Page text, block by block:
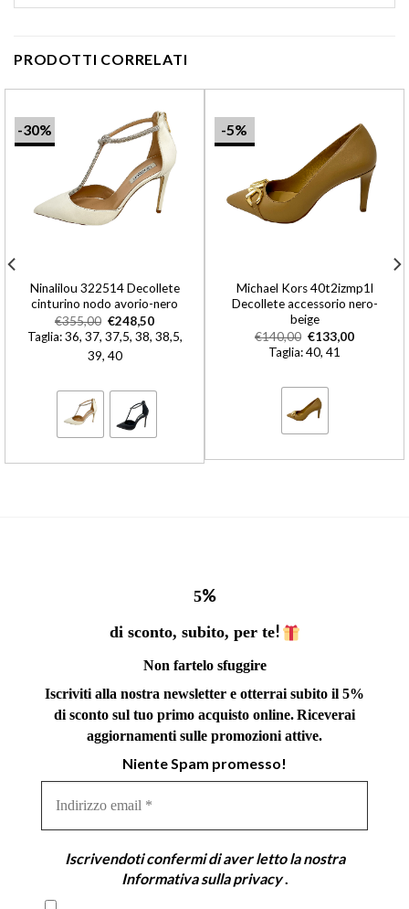
PRODOTTI CORRELATI
-30%
Ninalilou 322514 Decollete
cinturino nodo avorio-nero
€355,00 €248,50
Taglia: 36, 37, 37,5, 38, 38,5,
39, 40
-5%
Michael Kors 40t2izmp1l
Decollete accessorio nero-
beige
€140,00 €133,00
Taglia: 40, 41
5%
di sconto, subito, per te!
Non fartelo sfuggire
Iscriviti alla nostra newsletter e otterrai subito il 5%
di sconto sul tuo primo acquisto online.Riceverai
aggiornamenti sulle promozioni attive.
Niente Spam promesso!
email
Iscrivendoti confermi di aver letto la nostra
Informativa sulla privacy.